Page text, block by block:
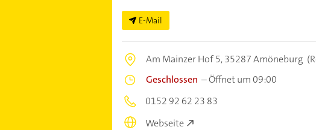
E-Mail
Am Mainzer Hof 5,35287 Amöneburg
Geschlossen –Öffnet um 09:00
0152 92 62 23 83
Webseite